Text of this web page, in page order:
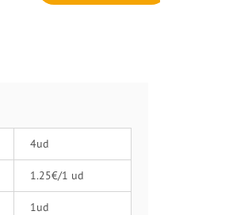
4ud
1.25€/1 ud
1ud